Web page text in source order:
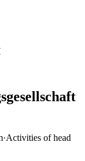
·Activities of head